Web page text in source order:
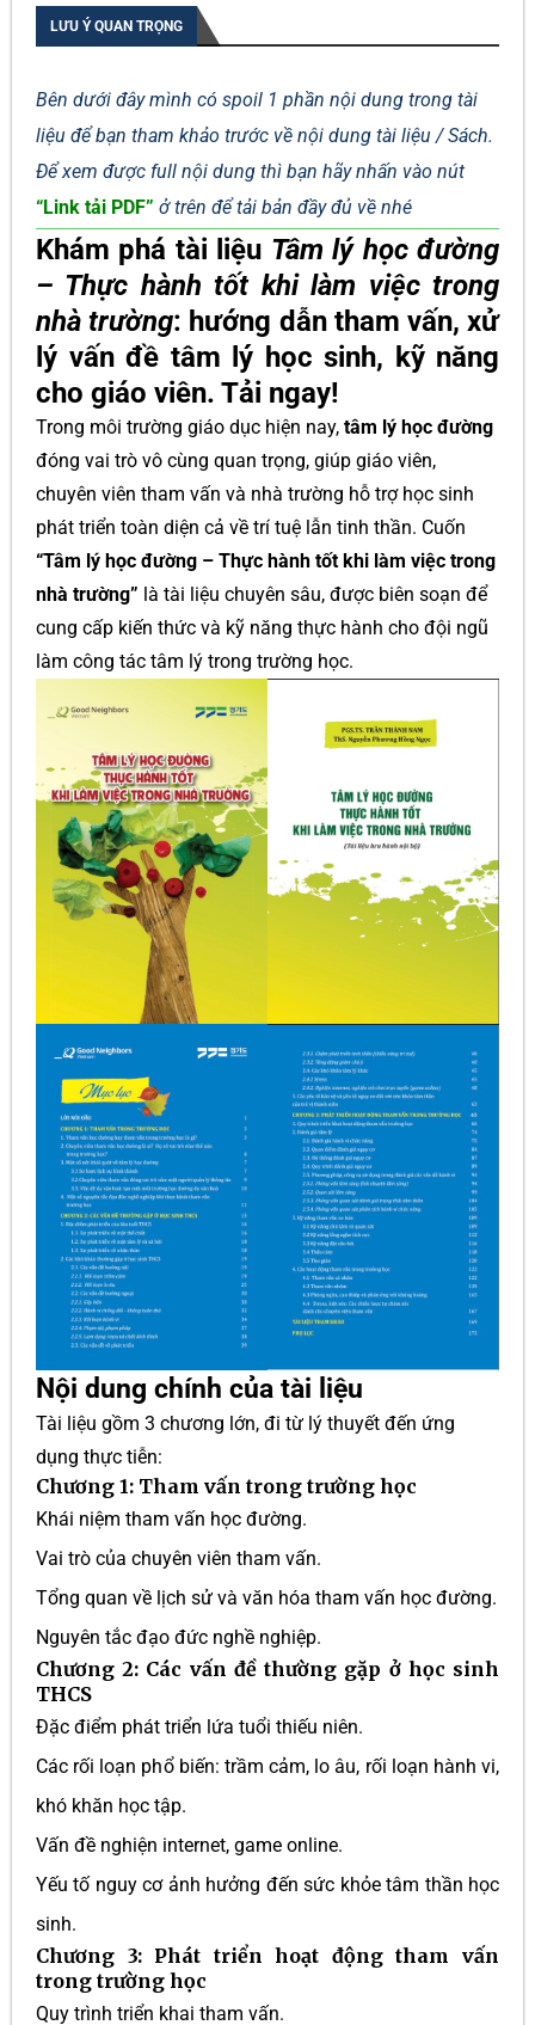
LƯU Ý QUAN TRỌNG
Bên dưới đây mình có spoil 1 phần nội dung trong tài
liệu để bạn tham khảo trước về nội dung tài liệu / Sách.
Để xem được full nội dung thì bạn hãy nhấn vào nút
“Link tải PDF” ở trên để tải bản đầy đủ về nhé
Khám phá tài liệu Tâm lý học đường
– Thực hành tốt khi làm việc trong
nhà trường: hướng dẫn tham vấn, xử
lý vấn đề tâm lý học sinh, kỹ năng
cho giáo viên. Tải ngay!
Trong môi trường giáo dục hiện nay, tâm lý học đường
đóng vai trò vô cùng quan trọng, giúp giáo viên,
chuyên viên tham vấn và nhà trường hỗ trợ học sinh
phát triển toàn diện cả về trí tuệ lẫn tinh thần. Cuốn
“Tâm lý học đường – Thực hành tốt khi làm việc trong
nhà trường” là tài liệu chuyên sâu, được biên soạn để
cung cấp kiến thức và kỹ năng thực hành cho đội ngũ
làm công tác tâm lý trong trường học.
Nội dung chính của tài liệu
Tài liệu gồm 3 chương lớn, đi từ lý thuyết đến ứng
dụng thực tiễn:
Chương 1: Tham vấn trong trường học
Khái niệm tham vấn học đường.
Vai trò của chuyên viên tham vấn.
Tổng quan về lịch sử và văn hóa tham vấn học đường.
Nguyên tắc đạo đức nghề nghiệp.
Chương 2: Các vấn đề thường gặp ở học sinh
THCS
Đặc điểm phát triển lứa tuổi thiếu niên.
Các rối loạn phổ biến: trầm cảm, lo âu, rối loạn hành vi,
khó khăn học tập.
Vấn đề nghiện internet, game online.
Yếu tố nguy cơ ảnh hưởng đến sức khỏe tâm thần học
sinh.
Chương 3: Phát triển hoạt động tham vấn
trong trường học
Quy trình triển khai tham vấn.